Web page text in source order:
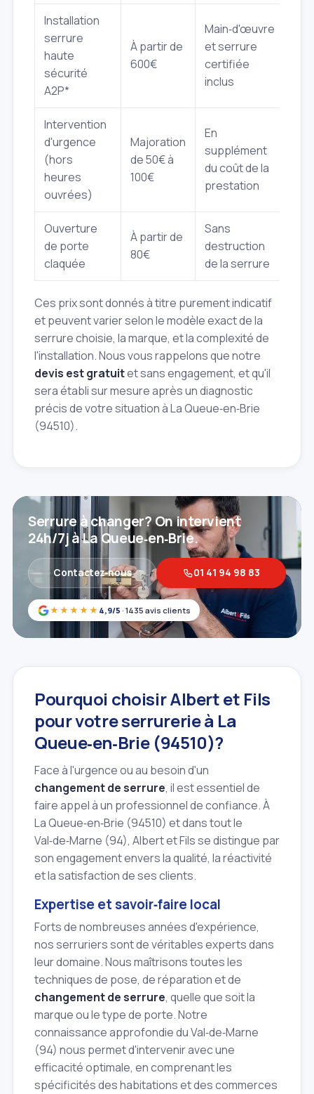
Installation
serrure
haute
sécurité
A2P*
À partir de
600€
Main‑d'œuvre
et serrure
certifiée
inclus
Intervention
d'urgence
(hors
heures
ouvrées)
Majoration
de 50€ à
100€
En
supplément
du coût de la
prestation
Ouverture
de porte
claquée
À partir de
80€
Sans
destruction
de la serrure
Ces prix sont donnés à titre purement indicatif
et peuvent varier selon le modèle exact de la
serrure choisie, la marque, et la complexité de
l'installation. Nous vous rappelons que notre
devis est gratuitet sans engagement, et qu'il
sera établi sur mesure après un diagnostic
précis de votre situation à La Queue‑en‑Brie
(94510).
★★★★★ 4,9/5 · 1435 avis clients
Serrure à changer? On intervient
24h/7j à La Queue‑en‑Brie.
Contactez‑nous 01 41 94 98 83
Pourquoi choisir Albert et Fils
pour votre serrurerie à La
Queue‑en‑Brie (94510)?
Face à l'urgence ou au besoin d'un
changement de serrure, il est essentiel de
faire appel à un professionnel de confiance. À
La Queue‑en‑Brie (94510) et dans tout le
Val‑de‑Marne (94), Albert et Fils se distingue par
son engagement envers la qualité, la réactivité
et la satisfaction de ses clients.
Expertise et savoir‑faire local
Forts de nombreuses années d'expérience,
nos serruriers sont de véritables experts dans
leur domaine. Nous maîtrisons toutes les
techniques de pose, de réparation et de
changement de serrure, quelle que soit la
marque ou le type de porte. Notre
connaissance approfondie du Val‑de‑Marne
(94) nous permet d'intervenir avec une
efficacité optimale, en comprenant les
spécificités des habitations et des commerces